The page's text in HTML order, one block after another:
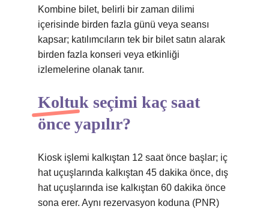
Kombine bilet, belirli bir zaman dilimi
içerisinde birden fazla günü veya seansı
kapsar; katılımcıların tek bir bilet satın alarak
birden fazla konseri veya etkinliği
izlemelerine olanak tanır.
Koltuk seçimi kaç saat
önce yapılır?
Kiosk işlemi kalkıştan 12 saat önce başlar; iç
hat uçuşlarında kalkıştan 45 dakika önce, dış
hat uçuşlarında ise kalkıştan 60 dakika önce
sona erer. Aynı rezervasyon koduna (PNR)